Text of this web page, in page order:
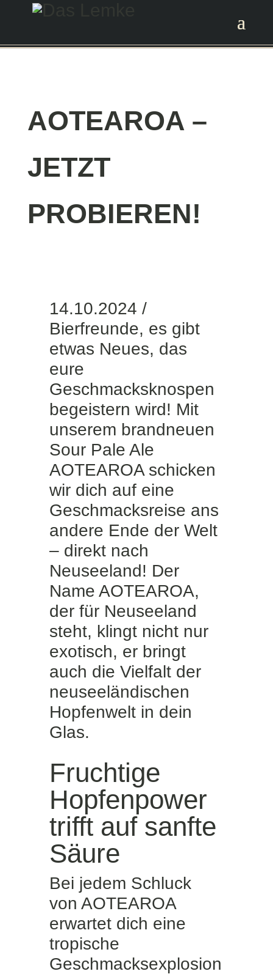
AOTEAROA –
JETZT
PROBIEREN!
14.10.2024 /
Bierfreunde, es gibt
etwas Neues, das
eure
Geschmacksknospen
begeistern wird! Mit
unserem brandneuen
Sour Pale Ale
AOTEAROA schicken
wir dich auf eine
Geschmacksreise ans
andere Ende der Welt
– direkt nach
Neuseeland! Der
Name AOTEAROA,
der für Neuseeland
steht, klingt nicht nur
exotisch, er bringt
auch die Vielfalt der
neuseeländischen
Hopfenwelt in dein
Glas.
Fruchtige
Hopfenpower
trifft auf sanfte
Säure
Bei jedem Schluck
von AOTEAROA
erwartet dich eine
tropische
Geschmacksexplosion